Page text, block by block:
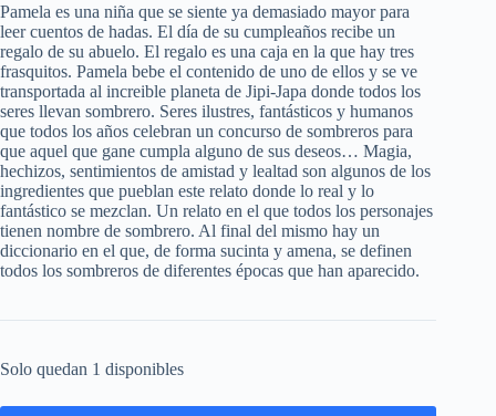
Pamela es una niña que se siente ya demasiado mayor para
leer cuentos de hadas. El día de su cumpleaños recibe un
regalo de su abuelo. El regalo es una caja en la que hay tres
frasquitos. Pamela bebe el contenido de uno de ellos y se ve
transportada al increible planeta de Jipi-Japa donde todos los
seres llevan sombrero. Seres ilustres, fantásticos y humanos
que todos los años celebran un concurso de sombreros para
que aquel que gane cumpla alguno de sus deseos… Magia,
hechizos, sentimientos de amistad y lealtad son algunos de los
ingredientes que pueblan este relato donde lo real y lo
fantástico se mezclan. Un relato en el que todos los personajes
tienen nombre de sombrero. Al final del mismo hay un
diccionario en el que, de forma sucinta y amena, se definen
todos los sombreros de diferentes épocas que han aparecido.
Solo quedan 1 disponibles